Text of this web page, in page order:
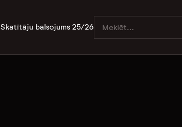
Skatītāju balsojums 25/26